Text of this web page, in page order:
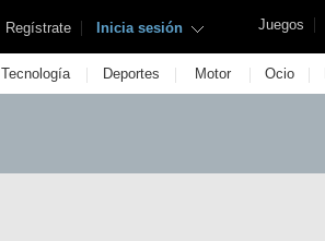
Juegos |
Regístrate | Inicia sesión
Tecnología | Deportes | Motor | Ocio |